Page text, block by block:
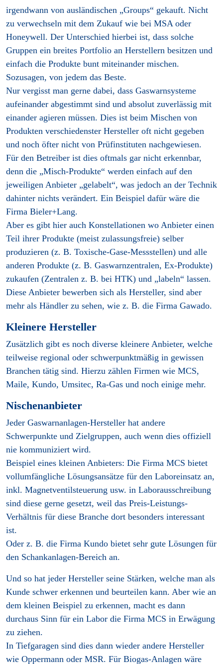
irgendwann von ausländischen „Groups“ gekauft. Nicht
zu verwechseln mit dem Zukauf wie bei MSA oder
Honeywell. Der Unterschied hierbei ist, dass solche
Gruppen ein breites Portfolio an Herstellern besitzen und
einfach die Produkte bunt miteinander mischen.
Sozusagen, von jedem das Beste.
Nur vergisst man gerne dabei, dass Gaswarnsysteme
aufeinander abgestimmt sind und absolut zuverlässig mit
einander agieren müssen. Dies ist beim Mischen von
Produkten verschiedenster Hersteller oft nicht gegeben
und noch öfter nicht von Prüfinstituten nachgewiesen.
Für den Betreiber ist dies oftmals gar nicht erkennbar,
denn die „Misch-Produkte“ werden einfach auf den
jeweiligen Anbieter „gelabelt“, was jedoch an der Technik
dahinter nichts verändert. Ein Beispiel dafür wäre die
Firma Bieler+Lang.
Aber es gibt hier auch Konstellationen wo Anbieter einen
Teil ihrer Produkte (meist zulassungsfreie) selber
produzieren (z. B. Toxische-Gase-Messstellen) und alle
anderen Produkte (z. B. Gaswarnzentralen, Ex-Produkte)
zukaufen (Zentralen z. B. bei HTK) und „labeln“ lassen.
Diese Anbieter bewerben sich als Hersteller, sind aber
mehr als Händler zu sehen, wie z. B. die Firma Gawado.
Kleinere Hersteller
Zusätzlich gibt es noch diverse kleinere Anbieter, welche
teilweise regional oder schwerpunktmäßig in gewissen
Branchen tätig sind. Hierzu zählen Firmen wie MCS,
Maile, Kundo, Umsitec, Ra-Gas und noch einige mehr.
Nischenanbieter
Jeder Gaswarnanlagen-Hersteller hat andere
Schwerpunkte und Zielgruppen, auch wenn dies offiziell
nie kommuniziert wird.
Beispiel eines kleinen Anbieters: Die Firma MCS bietet
vollumfängliche Lösungsansätze für den Laboreinsatz an,
inkl. Magnetventilsteuerung usw. in Laborausschreibung
sind diese gerne gesetzt, weil das Preis-Leistungs-
Verhältnis für diese Branche dort besonders interessant
ist.
Oder z. B. die Firma Kundo bietet sehr gute Lösungen für
den Schankanlagen-Bereich an.
Und so hat jeder Hersteller seine Stärken, welche man als
Kunde schwer erkennen und beurteilen kann. Aber wie an
dem kleinen Beispiel zu erkennen, macht es dann
durchaus Sinn für ein Labor die Firma MCS in Erwägung
zu ziehen.
In Tiefgaragen sind dies dann wieder andere Hersteller
wie Oppermann oder MSR. Für Biogas-Anlagen wäre